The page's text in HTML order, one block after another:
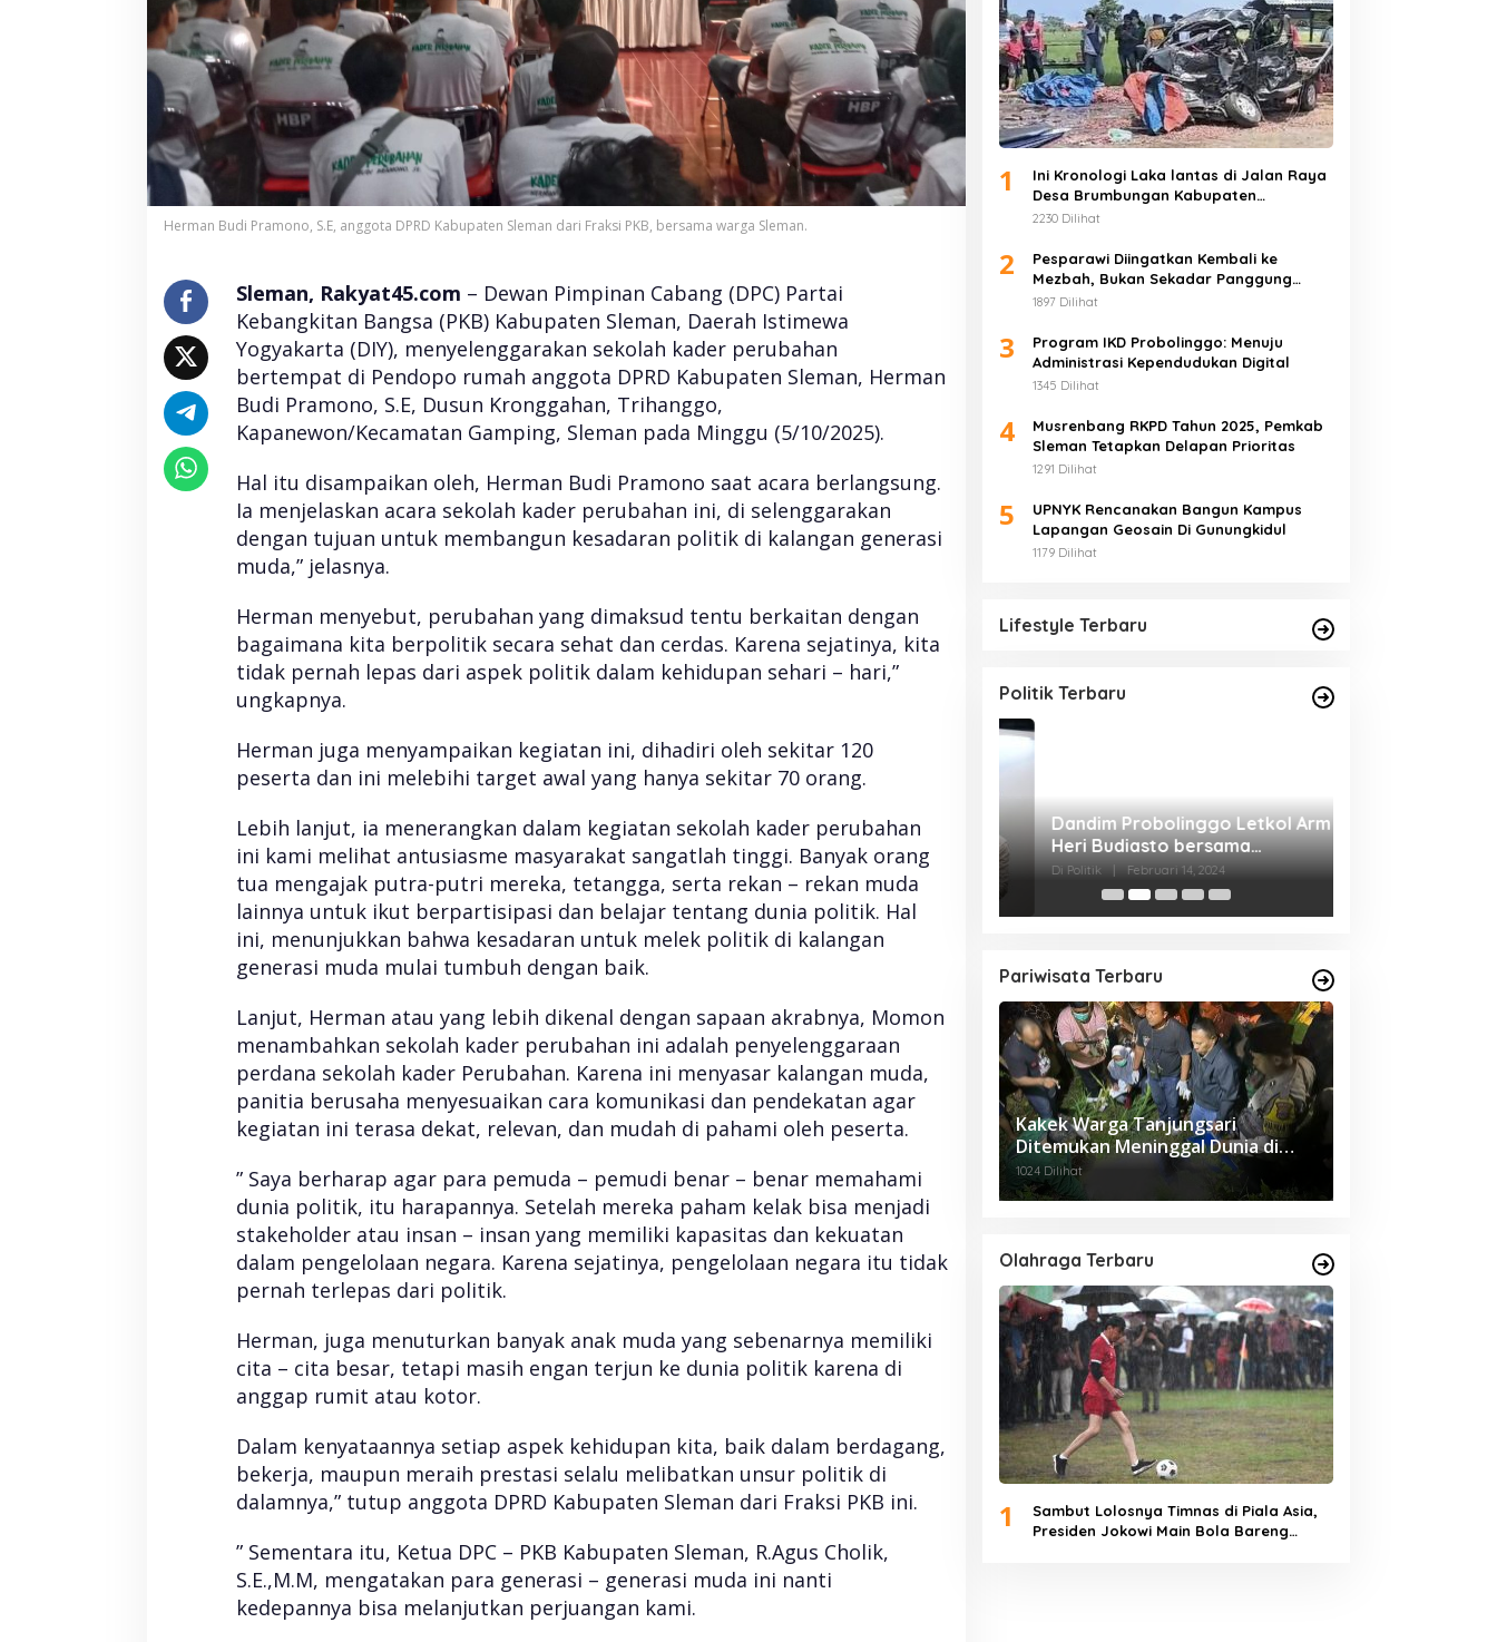
a
t
e
n
l
e
m
a
n
e
n
g
g
a
r
a
k
a
S
e
k
o
l
K
a
d
e
r
P
r
u
a
h
a
n
Herman Budi Pramono, S.E, anggota DPRD Kabupaten Sleman dari Fraksi PKB, bersama warga Sleman.
Sleman, Rakyat45.com – Dewan Pimpinan Cabang (DPC) Partai
Kebangkitan Bangsa (PKB) Kabupaten Sleman, Daerah Istimewa
Yogyakarta (DIY), menyelenggarakan sekolah kader perubahan
bertempat di Pendopo rumah anggota DPRD Kabupaten Sleman, Herman
Budi Pramono, S.E, Dusun Kronggahan, Trihanggo,
Kapanewon/Kecamatan Gamping, Sleman pada Minggu (5/10/2025).
Hal itu disampaikan oleh, Herman Budi Pramono saat acara berlangsung.
Ia menjelaskan acara sekolah kader perubahan ini, di selenggarakan
dengan tujuan untuk membangun kesadaran politik di kalangan generasi
muda,” jelasnya.
Herman menyebut, perubahan yang dimaksud tentu berkaitan dengan
bagaimana kita berpolitik secara sehat dan cerdas. Karena sejatinya, kita
tidak pernah lepas dari aspek politik dalam kehidupan sehari – hari,”
ungkapnya.
Herman juga menyampaikan kegiatan ini, dihadiri oleh sekitar 120
peserta dan ini melebihi target awal yang hanya sekitar 70 orang.
Lebih lanjut, ia menerangkan dalam kegiatan sekolah kader perubahan
ini kami melihat antusiasme masyarakat sangatlah tinggi. Banyak orang
tua mengajak putra-putri mereka, tetangga, serta rekan – rekan muda
lainnya untuk ikut berpartisipasi dan belajar tentang dunia politik. Hal
ini, menunjukkan bahwa kesadaran untuk melek politik di kalangan
generasi muda mulai tumbuh dengan baik.
Lanjut, Herman atau yang lebih dikenal dengan sapaan akrabnya, Momon
menambahkan sekolah kader perubahan ini adalah penyelenggaraan
perdana sekolah kader Perubahan. Karena ini menyasar kalangan muda,
panitia berusaha menyesuaikan cara komunikasi dan pendekatan agar
kegiatan ini terasa dekat, relevan, dan mudah di pahami oleh peserta.
” Saya berharap agar para pemuda – pemudi benar – benar memahami
dunia politik, itu harapannya. Setelah mereka paham kelak bisa menjadi
stakeholder atau insan – insan yang memiliki kapasitas dan kekuatan
dalam pengelolaan negara. Karena sejatinya, pengelolaan negara itu tidak
pernah terlepas dari politik.
Herman, juga menuturkan banyak anak muda yang sebenarnya memiliki
cita – cita besar, tetapi masih engan terjun ke dunia politik karena di
anggap rumit atau kotor.
Dalam kenyataannya setiap aspek kehidupan kita, baik dalam berdagang,
bekerja, maupun meraih prestasi selalu melibatkan unsur politik di
dalamnya,” tutup anggota DPRD Kabupaten Sleman dari Fraksi PKB ini.
” Sementara itu, Ketua DPC – PKB Kabupaten Sleman, R.Agus Cholik,
S.E.,M.M, mengatakan para generasi – generasi muda ini nanti
kedepannya bisa melanjutkan perjuangan kami.
1
Ini Kronologi Laka lantas di Jalan Raya
Desa Brumbungan Kabupaten
Probolinggo
2230 Dilihat
2
Pesparawi Diingatkan Kembali ke
Mezbah, Bukan Sekadar Panggung
Lomba
1897 Dilihat
3
Program IKD Probolinggo: Menuju
Administrasi Kependudukan Digital
1345 Dilihat
4
Musrenbang RKPD Tahun 2025, Pemkab
Sleman Tetapkan Delapan Prioritas
1291 Dilihat
5
UPNYK Rencanakan Bangun Kampus
Lapangan Geosain Di Gunungkidul
1179 Dilihat
Lifestyle Terbaru
Politik Terbaru
KPU Gelar Pemungutan Suara
Ulang Tanggapi Putusan MK
Juni 11, 2024
Dandim Probolinggo Letkol Arm
Heri Budiasto bersama
Forkopimda Lepas Pendistribusian
Logistik Pemilu
Di Politik | Februari 14, 2024
Pariwisata Terbaru
Kakek Warga Tanjungsari
Ditemukan Meninggal Dunia di
Ladang
1024 Dilihat
Olahraga Terbaru
1
Sambut Lolosnya Timnas di Piala Asia,
Presiden Jokowi Main Bola Bareng